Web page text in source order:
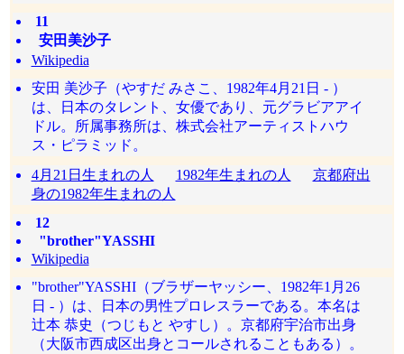
11
安田美沙子
Wikipedia
安田 美沙子（やすだ みさこ、1982年4月21日 - ）
は、日本のタレント、女優であり、元グラビアアイ
ドル。所属事務所は、株式会社アーティストハウ
ス・ピラミッド。
4月21日生まれの人
1982年生まれの人
京都府出
身の1982年生まれの人
12
"brother"YASSHI
Wikipedia
"brother"YASSHI（ブラザーヤッシー、1982年1月26
日 - ）は、日本の男性プロレスラーである。本名は
辻本 恭史（つじもと やすし）。京都府宇治市出身
（大阪市西成区出身とコールされることもある）。